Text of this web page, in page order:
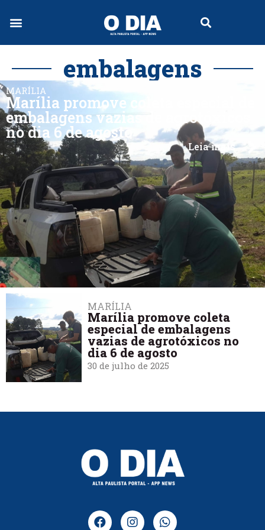
embalagens
MARÍLIA
Marília promove coleta especial de
embalagens vazias de agrotóxicos
no dia 6 de agosto
Leia mais
MARÍLIA
Marília promove coleta
especial de embalagens
vazias de agrotóxicos no
dia 6 de agosto
30 de julho de 2025